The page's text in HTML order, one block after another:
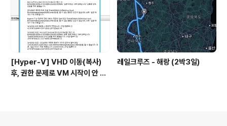
[Hyper-V] VHD 이동(복사)
후, 권한 문제로 VM 시작이 안 될
레일크루즈 - 해랑 (2박3일)